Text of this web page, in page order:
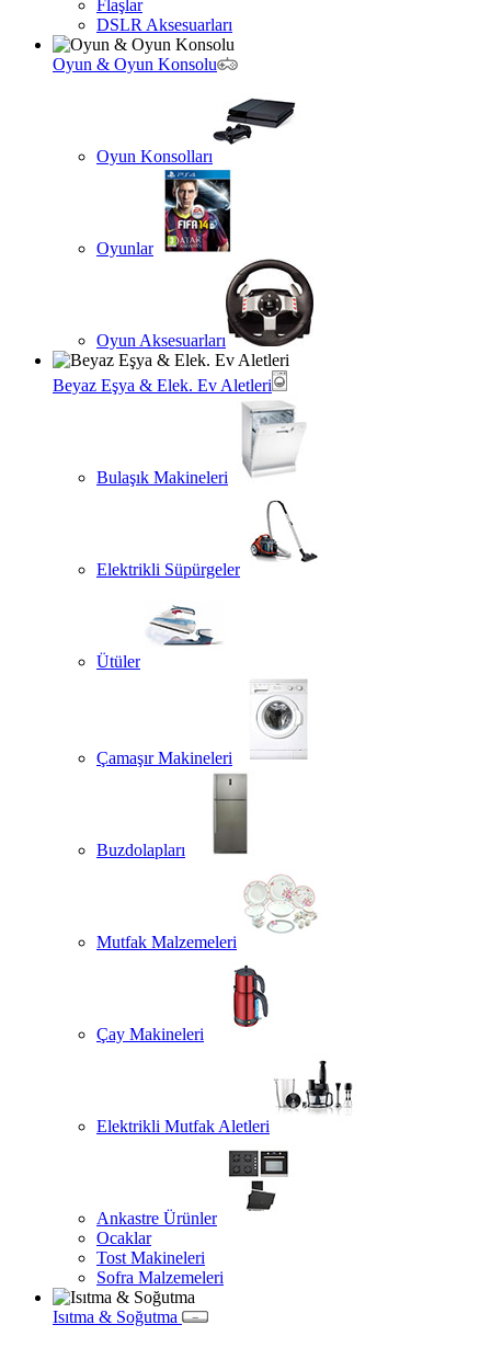
Flaşlar
DSLR Aksesuarları
Oyun & Oyun Konsolu
Oyun Konsolları
Oyunlar
Oyun Aksesuarları
Beyaz Eşya & Elek. Ev Aletleri
Bulaşık Makineleri
Elektrikli Süpürgeler
Ütüler
Çamaşır Makineleri
Buzdolapları
Mutfak Malzemeleri
Çay Makineleri
Elektrikli Mutfak Aletleri
Ankastre Ürünler
Ocaklar
Tost Makineleri
Sofra Malzemeleri
Isıtma & Soğutma